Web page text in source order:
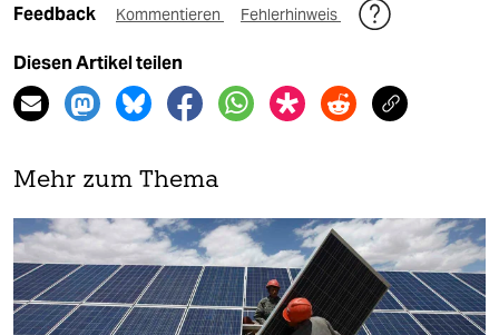
Feedback Kommentieren Fehlerhinweis
Diesen Artikel teilen
Mehr zum Thema